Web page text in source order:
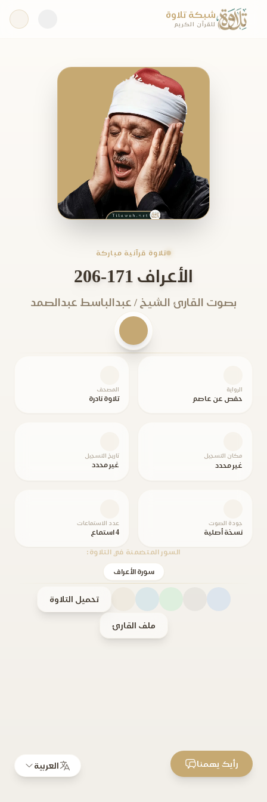
شبكة تلاوة
للقرآن الكريم
تلاوة قرآنية مباركة
الأعراف 171-206
بصوت القارئ الشيخ / عبدالباسط عبدالصمد
الرواية
حفص عن عاصم
المصحف
تلاوة نادرة
مكان التسجيل
غير محدد
تاريخ التسجيل
غير محدد
جودة الصوت
نسخة أصلية
عدد الاستماعات
4 استماع
السور المتضمنة في التلاوة:
سورة الأعراف
تحميل التلاوة
ملف القارئ
العربية رأيك يهمنا